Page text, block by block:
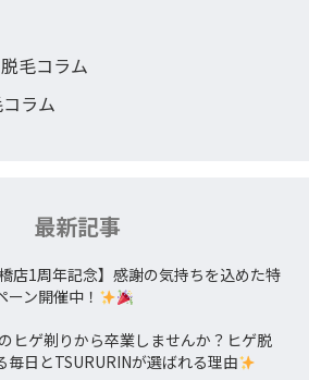
毛コラム
ラム
最新記事
橋店1周年記念】感謝の気持ちを込めた特
ーン開催中！
ヒゲ剃りから卒業しませんか？ヒゲ脱
毎日とTSURURINが選ばれる理由